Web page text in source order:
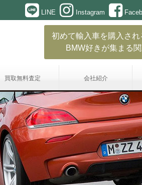
LINE Instagram
初めて輸入車を購入さ
BMW好きが集まる
買取無料査定 会社紹介